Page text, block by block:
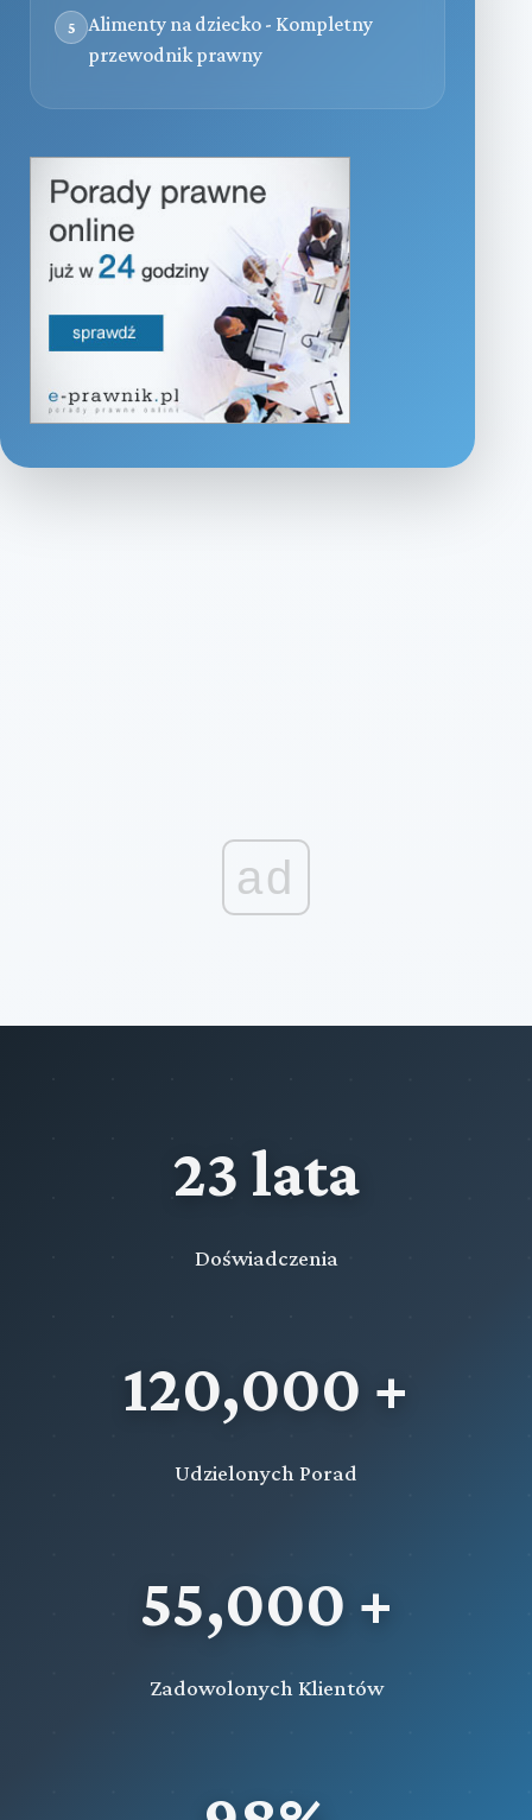
5
Alimenty na dziecko - Kompletny
przewodnik prawny
ad
23 lata
Doświadczenia
120,000 +
Udzielonych Porad
55,000 +
Zadowolonych Klientów